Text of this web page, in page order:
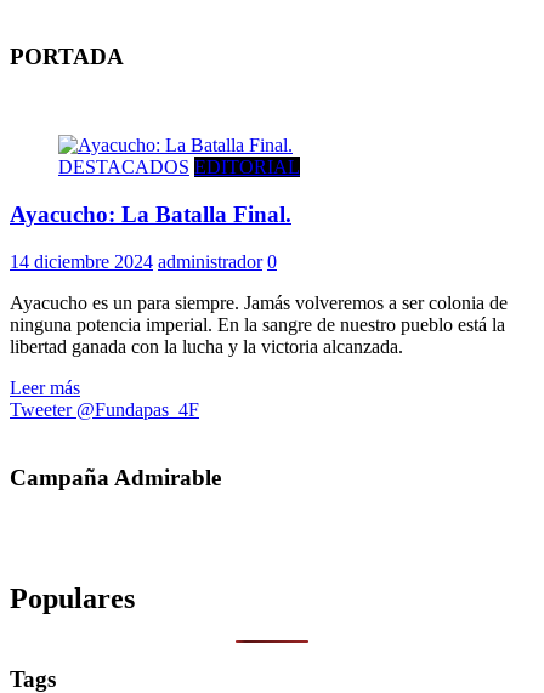
PORTADA
DESTACADOS EDITORIAL
Ayacucho: La Batalla Final.
14 diciembre 2024 administrador 0
Ayacucho es un para siempre. Jamás volveremos a ser colonia de
ninguna potencia imperial. En la sangre de nuestro pueblo está la
libertad ganada con la lucha y la victoria alcanzada.
Leer más
Tweeter @Fundapas_4F
Campaña Admirable
Populares
Tags